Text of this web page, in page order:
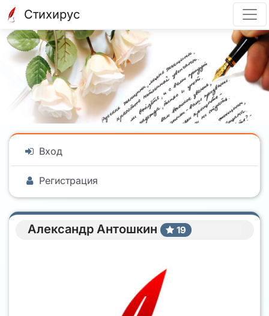
Стихирус
Вход
Регистрация
Александр Антошкин 19